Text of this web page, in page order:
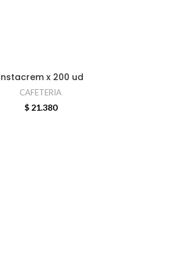
AÑADIR AL CARRITO
x 200 ud
CAFETERIA
$21.380